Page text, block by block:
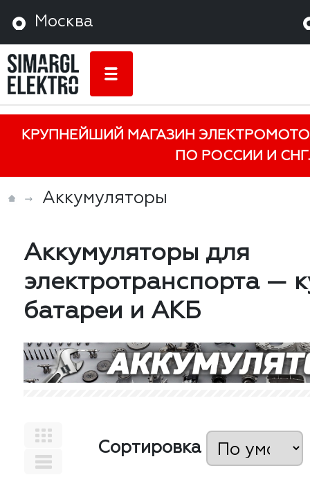
Москва
КРУПНЕЙШИЙ МАГАЗИН
ПО РОССИИ И СНГ.
Аккумуляторы
Аккумуляторы для
электротранспорта —
батареи и АКБ
Сортировка